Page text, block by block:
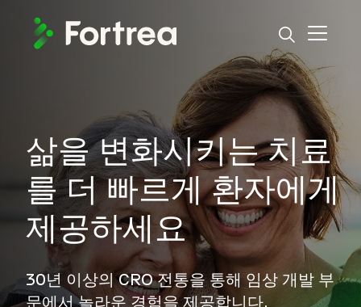
삶을 변화시키는 치료
를 더 빠르게 환자에게
제공하세요
30년 이상의 CRO 전통을 통해 임상 개발 부
문에서 놀라운 경험을 제공합니다.